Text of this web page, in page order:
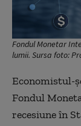
Fondul Monetar
lumii. Sursa foto:
Economistul-
Fondul
recesiune în